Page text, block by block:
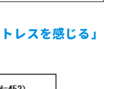
レスを感じる」